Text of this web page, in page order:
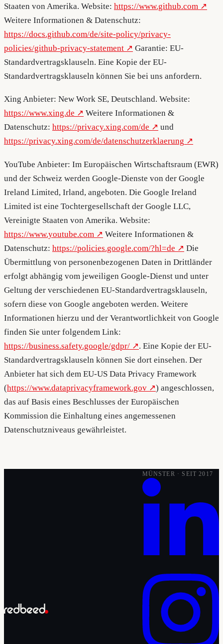
Staaten von Amerika. Website: https://www.github.com
Weitere Informationen & Datenschutz:
https://docs.github.com/de/site-policy/privacy-
policies/github-privacy-statement
Garantie: EU-
Standardvertragsklauseln. Eine Kopie der EU-
Standardvertragsklauseln können Sie bei uns anfordern.
Xing Anbieter: New Work SE, Deutschland. Website:
https://www.xing.de
Weitere Informationen &
Datenschutz: https://privacy.xing.com/de
und
https://privacy.xing.com/de/datenschutzerklaerung
YouTube Anbieter: Im Europäischen Wirtschaftsraum (EWR)
und der Schweiz werden Google-Dienste von der Google
Ireland Limited, Irland, angeboten. Die Google Ireland
Limited ist eine Tochtergesellschaft der Google LLC,
Vereinigte Staaten von Amerika. Website:
https://www.youtube.com
Weitere Informationen &
Datenschutz: https://policies.google.com/?hl=de
Die
Übermittlung von personenbezogenen Daten in Drittländer
erfolgt abhängig vom jeweiligen Google-Dienst und unter
Geltung der verschiedenen EU-Standardvertragsklauseln,
sofern diese von Google angeboten werden. Weitere
Informationen hierzu und der Verantwortlichkeit von Google
finden Sie unter folgendem Link:
https://business.safety.google/gdpr/
. Eine Kopie der EU-
Standardvertragsklauseln können Sie dort einsehen. Der
Anbieter hat sich dem EU-US Data Privacy Framework
(https://www.dataprivacyframework.gov
) angeschlossen,
das auf Basis eines Beschlusses der Europäischen
Kommission die Einhaltung eines angemessenen
Datenschutzniveaus gewährleistet.
MÜNSTER · SEIT 2017